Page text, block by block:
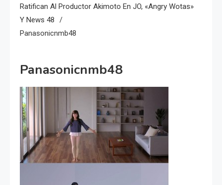
Ratifican Al Productor Akimoto En JO, «Angry Wotas»
Y News 48
Panasonicnmb48
Panasonicnmb48